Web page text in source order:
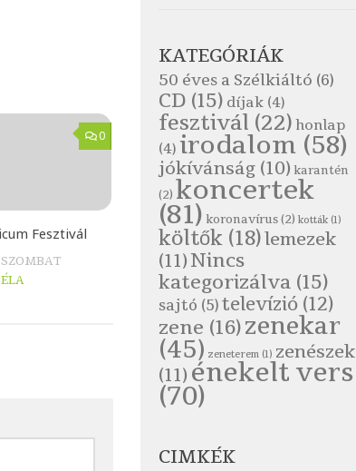
0
Fesztivál
KATEGÓRIÁK
50 éves a Szélkiáltó (6)
CD (15) díjak (4)
fesztivál (22) honlap
(4) irodalom (58)
jókívánság (10) karantén
(2) koncertek
(81) koronavírus(2) kották (1)
költők (18)lemezek
(11)Nincs
kategorizálva (15)
sajtó (5)televízió (12)
zene (16)zenekar
(45) zeneterem (1) zenészek
(11) énekelt vers
(70)
CIMKÉK